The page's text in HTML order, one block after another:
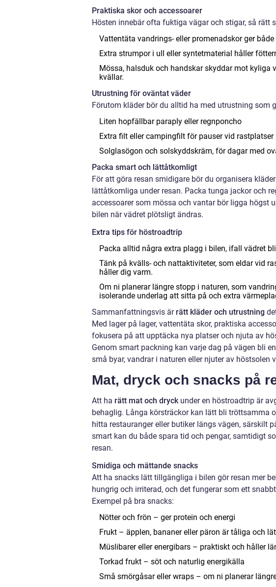
Praktiska skor och accessoarer
Hösten innebär ofta fuktiga vägar och stigar, så rätt
Vattentäta vandrings- eller promenadskor ger
Extra strumpor i ull eller syntetmaterial håller
Mössa, halsduk och handskar skyddar mot kyliga
kvällar.
Utrustning för oväntat väder
Förutom kläder bör du alltid ha med utrustning som
Liten hopfällbar paraply eller regnponcho
Extra filt eller campingfilt för pauser vid rastplatser
Solglasögon och solskyddskräm, för dagar med
Packa smart och lättåtkomligt
För att göra resan smidigare bör du organisera
lättåtkomliga under resan. Packa tunga jackor och
accessoarer som mössa och vantar bör ligga högst
bilen när vädret plötsligt ändras.
Extra tips för höstroadtrip
Packa alltid några extra plagg i bilen, ifall vädret
Tänk på kvälls- och nattaktiviteter, som eldar vid
håller dig varm.
Om ni planerar längre stopp i naturen, som
isolerande underlag att sitta på och extra
Sammanfattningsvis är rätt kläder och utrustning
Med lager på lager, vattentäta skor, praktiska
fokusera på att upptäcka nya platser och njuta av
Genom smart packning kan varje dag på vägen bli
små byar, vandrar i naturen eller njuter av höstsolen
Mat, dryck och snacks på
Att ha rätt mat och dryckunder en höstroadtrip är
behaglig. Långa körsträckor kan lätt bli tröttsamma
hitta restauranger eller butiker längs vägen, särskilt
smart kan du både spara tid och pengar, samtidigt
resan.
Smidiga och mättande snacks
Att ha snacks lätt tillgängliga i bilen gör resan mer
hungrig och irriterad, och det fungerar som ett
Exempel på bra snacks:
Nötter och frön – ger protein och energi
Frukt – äpplen, bananer eller päron är tåliga och
Müslibarer eller energibars – praktiskt och håller
Torkad frukt – söt och naturlig energikälla
Små smörgåsar eller wraps – om ni planerar